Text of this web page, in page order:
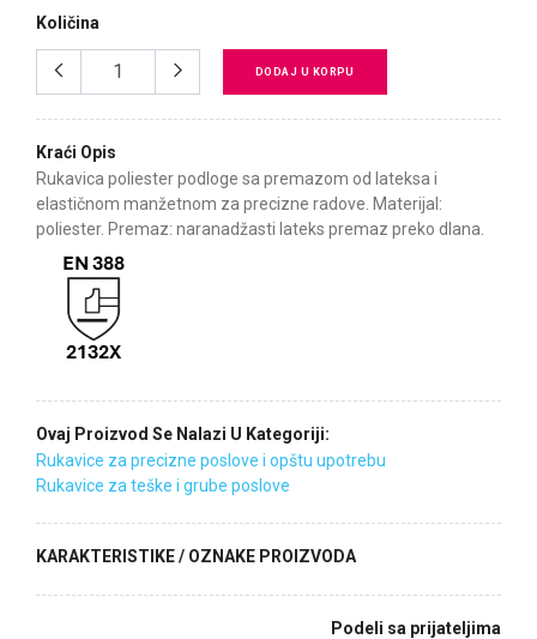
Količina
DODAJ U KORPU
Kraći Opis
Rukavica poliester podloge sa premazom od lateksa i
elastičnom manžetnom za precizne radove. Materijal:
poliester. Premaz: naranadžasti lateks premaz preko dlana.
Ovaj Proizvod Se Nalazi U Kategoriji:
Rukavice za precizne poslove i opštu upotrebu
Rukavice za teške i grube poslove
KARAKTERISTIKE / OZNAKE PROIZVODA
Podeli sa prijateljima